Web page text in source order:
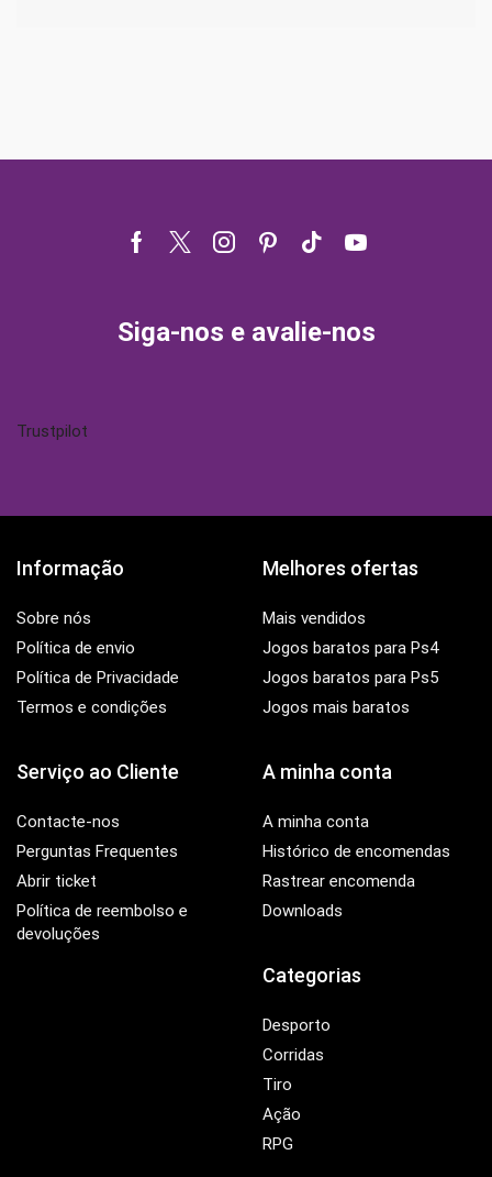
Facebook
TwitterInstagram
Pinterest
Tik- Youtube
Siga-nos e avalie-nos
Trustpilot
Informação
Sobre nós
Política de envio
Política de Privacidade
Termos e condições
Melhores ofertas
Mais vendidos
Jogos baratos para Ps4
Jogos baratos para Ps5
Jogos mais baratos
Serviço ao Cliente
Contacte-nos
Perguntas Frequentes
Abrir ticket
Política de reembolso e
devoluções
A minha conta
A minha conta
Histórico de encomendas
Rastrear encomenda
Downloads
Categorias
Desporto
Corridas
Tiro
Ação
RPG